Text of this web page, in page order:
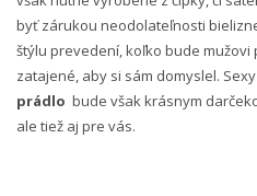
byť zárukou neodolateľnosti
štýlu prevedení, koľko bude
zatajené, aby si sám domyslel. Sexy
prádlo bude však krásnym
ale tiež aj pre vás.